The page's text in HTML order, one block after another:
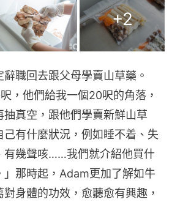
+2
職回去跟父母學賣山草藥。
，他們給我一個20呎的角落，
真空，跟他們學賣新鮮山草
有什麼狀況，例如睡不着、失
有幾聲咳……我們就介紹他買什
」那時起，Adam更加了解如牛
身體的功效，愈聽愈有興趣，